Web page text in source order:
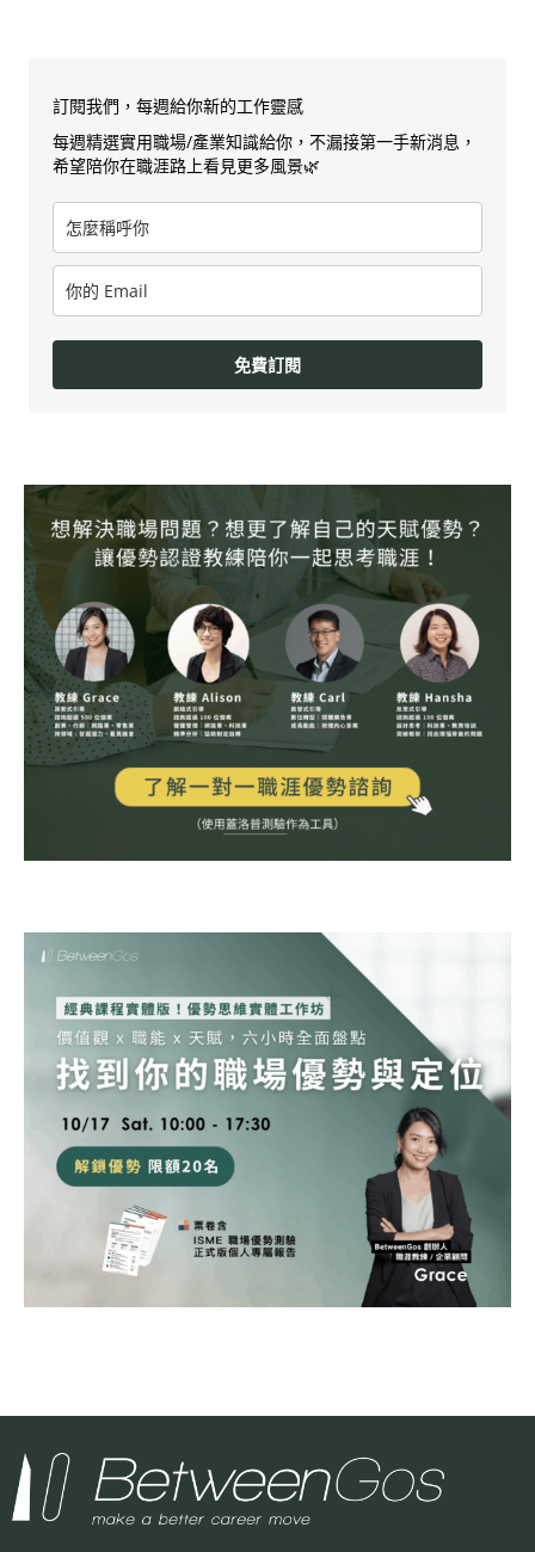
訂閱我們，每週給你新的工作靈感
每週精選實用職場/產業知識給你，不漏接第一手新消息，
希望陪你在職涯路上看見更多風景🌿
免費訂閱